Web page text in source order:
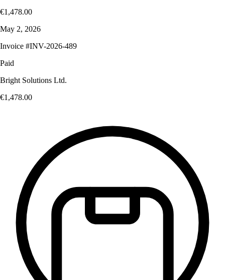
€1,478.00
May 2, 2026
Invoice #INV-2026-489
Paid
Bright Solutions Ltd.
€1,478.00